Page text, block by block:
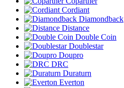
Cordiant
Diamondback
Distance
Double Coin
Doublestar
Doupro
DRC
Duraturn
Everton